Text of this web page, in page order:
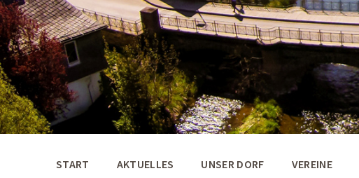
START AKTUELLES UNSER DORF VEREINE